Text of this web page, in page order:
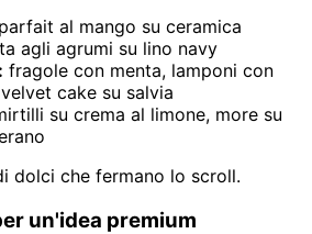
parfait al mango su ceramica
agli agrumi su lino navy
fragole con menta, lamponi con
cake su salvia
su crema al limone, more su
dolci che fermano lo scroll.
un'idea premium